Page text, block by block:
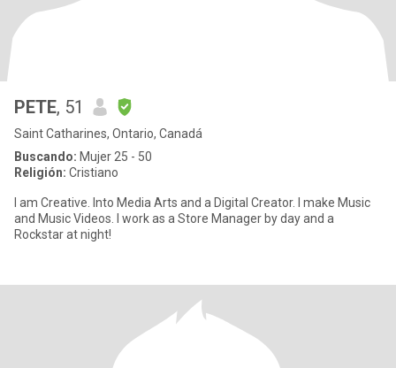
PETE, 51
Saint Catharines, Ontario, Canadá
Buscando: Mujer 25 - 50
Religión: Cristiano
I am Creative. Into Media Arts and a Digital Creator. I make Music
and Music Videos. I work as a Store Manager by day and a
Rockstar at night!